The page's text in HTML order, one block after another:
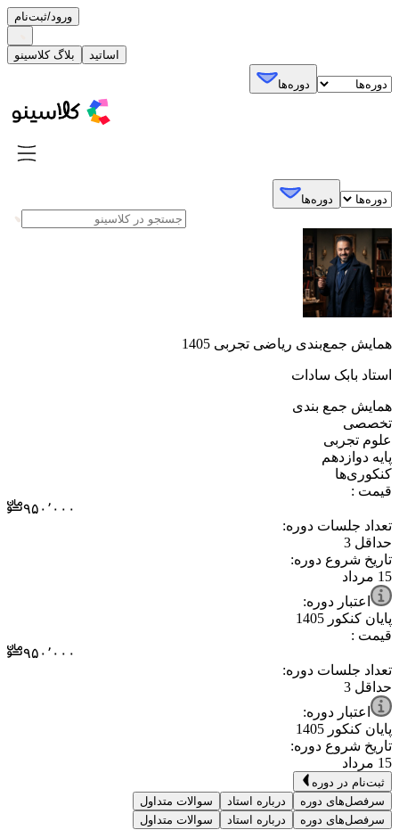
ورود/ثبت‌نام
بلاگ کلاسینو اساتید
دوره‌ها
دوره‌ها
همایش جمع‌بندی ریاضی تجربی 1405
استاد بابک سادات
⁧همایش جمع بندی⁩
⁧تخصصی⁩
⁧علوم تجربی⁩
⁧پایه دوازدهم⁩
⁧کنکوری‌ها⁩
قیمت :
۹۵۰٬۰۰۰
تعداد جلسات دوره:
حداقل 3
تاریخ شروع دوره:
15 مرداد
اعتبار دوره:
پایان کنکور 1405
قیمت :
۹۵۰٬۰۰۰
تعداد جلسات دوره:
حداقل 3
اعتبار دوره:
پایان کنکور 1405
تاریخ شروع دوره:
15 مرداد
ثبت‌نام در دوره
سرفصل‌های دوره
درباره استاد
سوالات متداول
سرفصل‌های دوره
درباره استاد سوالات متداول